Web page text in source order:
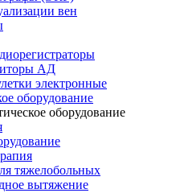
вен
АД
электронные
оборудование
оборудование
тяжелобольных
вытяжение